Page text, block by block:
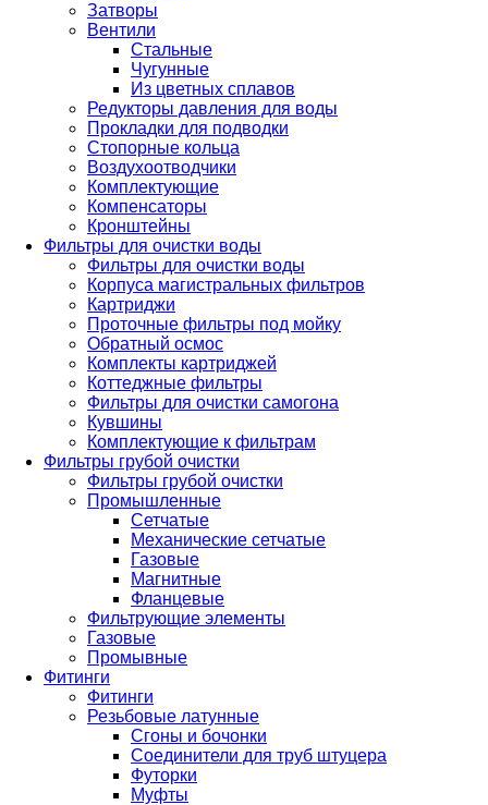
Затворы
Вентили
Стальные
Чугунные
Из цветных сплавов
Редукторы давления для воды
Прокладки для подводки
Стопорные кольца
Воздухоотводчики
Комплектующие
Компенсаторы
Кронштейны
Фильтры для очистки воды
Фильтры для очистки воды
Корпуса магистральных фильтров
Картриджи
Проточные фильтры под мойку
Обратный осмос
Комплекты картриджей
Коттеджные фильтры
Фильтры для очистки самогона
Кувшины
Комплектующие к фильтрам
Фильтры грубой очистки
Фильтры грубой очистки
Промышленные
Сетчатые
Механические сетчатые
Газовые
Магнитные
Фланцевые
Фильтрующие элементы
Газовые
Промывные
Фитинги
Фитинги
Резьбовые латунные
Сгоны и бочонки
Соединители для труб штуцера
Футорки
Муфты